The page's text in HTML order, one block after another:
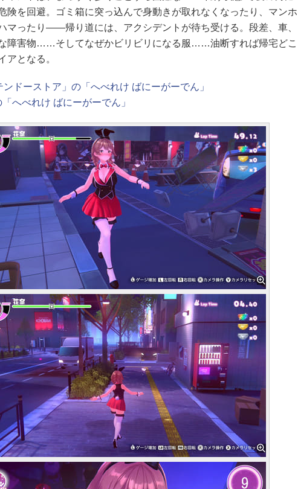
険を回避。ゴミ箱に突っ込んで身動きが取れなくなったり、マンホ
マったり――帰り道には、アクシデントが待ち受ける。段差、車、
障害物……そしてなぜかビリビリになる服……油断すれば帰宅どこ
アとなる。
ドーストア」の「へべれけ ばにーがーでん」
へべれけ ばにーがーでん」